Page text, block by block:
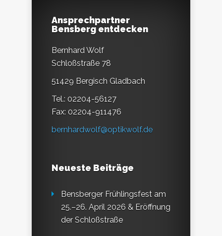
Ansprechpartner
Bensberg entdecken
Bernhard Wolf
Schloßstraße 78
51429 Bergisch Gladbach
Tel.: 02204-56127
Fax: 02204-911476
bernhardwolf@optikwolf.de
Neueste Beiträge
Bensberger Frühlingsfest am
25.–26. April 2026 & Eröffnung
der Schloßstraße